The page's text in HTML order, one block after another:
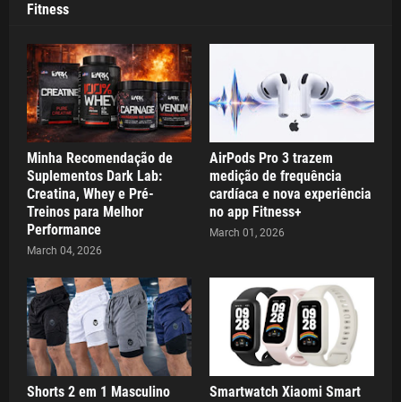
Fitness
Minha Recomendação de
Suplementos Dark Lab:
Creatina, Whey e Pré-
Treinos para Melhor
Performance
March 04, 2026
AirPods Pro 3 trazem
medição de frequência
cardíaca e nova experiência
no app Fitness+
March 01, 2026
Shorts 2 em 1 Masculino
Smartwatch Xiaomi Smart